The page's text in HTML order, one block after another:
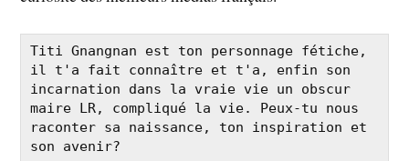
Titi Gnangnan est ton personnage fétiche,
il t'a fait connaître et t'a, enfin son
incarnation dans la vraie vie un obscur
maire LR, compliqué la vie. Peux-tu nous
raconter sa naissance, ton inspiration et
son avenir?